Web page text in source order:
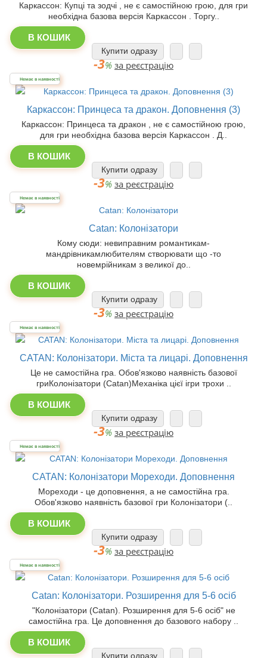
Каркассон: Купці та зодчі , не є самостійною грою, для гри
необхідна базова версія Каркассон . Торгу..
В КОШИК
Купити одразу
-3% за реєстрацію
Немає в наявності
Каркассон: Принцеса та дракон. Доповнення (3)
Каркассон: Принцеса та дракон , не є самостійною грою,
для гри необхідна базова версія Каркассон . Д..
В КОШИК
Купити одразу
-3% за реєстрацію
Немає в наявності
Catan: Колонізатори
Кому сюди: невиправним романтикам-
мандрівникамлюбителям створювати що -то
новемрійникам з великої до..
В КОШИК
Купити одразу
-3% за реєстрацію
Немає в наявності
CATAN: Колонізатори. Міста та лицарі. Доповнення
Це не самостійна гра. Обов'язково наявність базової
гриКолонізатори (Catan)Механіка цієї ігри трохи ..
В КОШИК
Купити одразу
-3% за реєстрацію
Немає в наявності
CATAN: Колонізатори Мореходи. Доповнення
Мореходи - це доповнення, а не самостійна гра.
Обов'язково наявність базової гри Колонізатори (..
В КОШИК
Купити одразу
-3% за реєстрацію
Немає в наявності
Catan: Колонізатори. Розширення для 5-6 осіб
"Колонізатори (Catan). Розширення для 5-6 осіб" не
самостійна гра. Це доповнення до базового набору ..
В КОШИК
Купити одразу